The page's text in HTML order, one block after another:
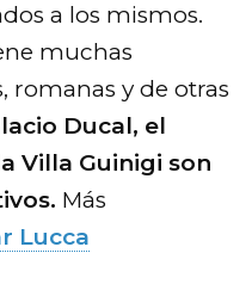
a los mismos.
muchas
romanas y de otras
Ducal, el
Villa Guinigi son
Más
Lucca